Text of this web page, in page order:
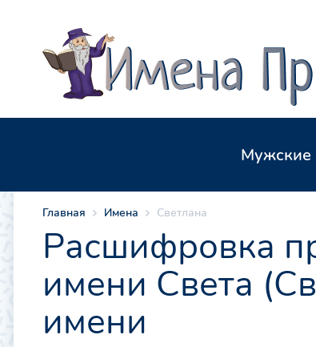
Мужские
Главная Имена Светлана
Расшифровка
имени Света
имени